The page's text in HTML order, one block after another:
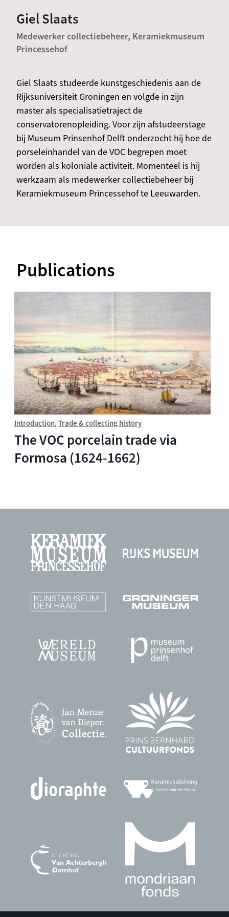
Giel Slaats
Medewerker collectiebeheer, Keramiekmuseum
Princessehof
Giel Slaats studeerde kunstgeschiedenis aan de
Rijksuniversiteit Groningen en volgde in zijn
master als specialisatietraject de
conservatorenopleiding. Voor zijn afstudeerstage
bij Museum Prinsenhof Delft onderzocht hij hoe de
porseleinhandel van de VOC begrepen moet
worden als koloniale activiteit. Momenteel is hij
werkzaam als medewerker collectiebeheer bij
Keramiekmuseum Princessehof te Leeuwarden.
Publications
Introduction Trade & collecting history
The VOC porcelain trade via
Formosa (1624-1662)